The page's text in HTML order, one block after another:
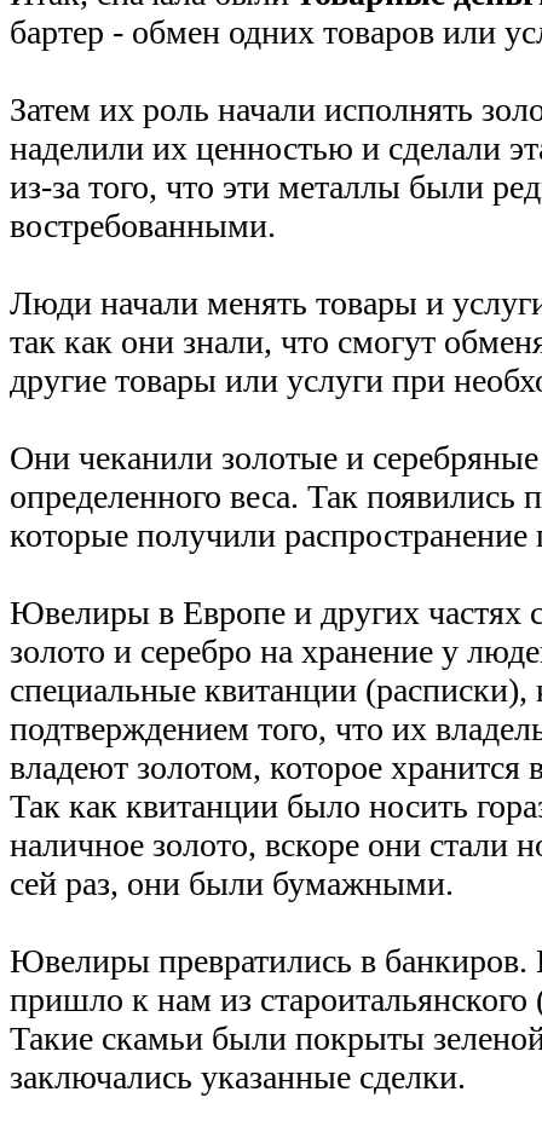
бартер - обмен одних товаров или
Затем их роль начали исполнять
наделили их ценностью и сделали
из-за того, что эти металлы были
востребованными.
Люди начали менять товары и
так как они знали, что смогут
другие товары или услуги при
Они чеканили золотые и
определенного веса. Так появились
которые получили
Ювелиры в Европе и других частях
золото и серебро на хранение у
специальные квитанции
подтверждением того, что их
владеют золотом, которое хранится
Так как квитанции было носить
наличное золото, вскоре они стали
сей раз, они были бумажными.
Ювелиры превратились в
пришло к нам из староитальянского
Такие скамьи были покрыты
заключались указанные сделки.